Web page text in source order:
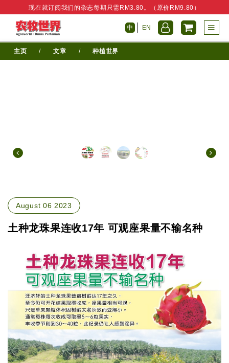
现在就订阅我们的杂志每期只需RM3.80。（原价RM9.80）
中 EN
主页 / 文章 / 种植世界
August 06 2023
土种龙珠果连收17年 可观座果量不输名种